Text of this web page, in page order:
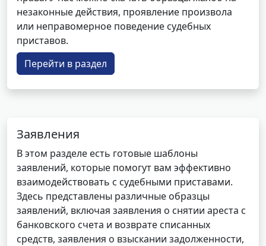
незаконные действия, проявление произвола
или неправомерное поведение судебных
приставов.
Перейти в раздел
Заявления
В этом разделе есть готовые шаблоны
заявлений, которые помогут вам эффективно
взаимодействовать с судебными приставами.
Здесь представлены различные образцы
заявлений, включая заявления о снятии ареста с
банковского счета и возврате списанных
средств, заявления о взыскании задолженности,